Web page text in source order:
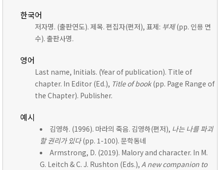
한국어
저자명. (출판연도). 제목. 편집자(편저), 표제: 부제(pp. 인용 면
수). 출판사명.
영어
Last name, Initials. (Year of publication). Title of
chapter. In Editor (Ed.), Title of book(pp. Page Range of
the Chapter). Publisher.
예시
김영하. (1996). 마라의 죽음. 김영하(편저), 나는 나를 파괴
할 권리가 있다(pp. 1-100). 문학동네
Armstrong, D. (2019). Malory and character. In M.
G. Leitch & C. J. Rushton (Eds.), A new companion to